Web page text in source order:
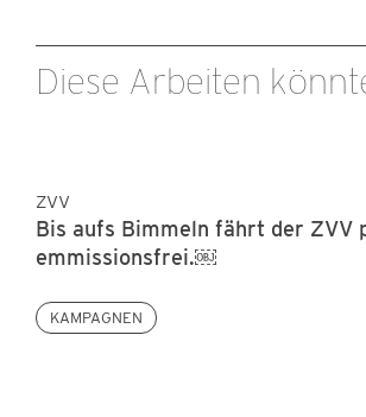
Diese Arbeiten
ZVV
Bis aufs Bimmeln fährt der ZVV
emmissionsfrei.￼
KAMPAGNEN